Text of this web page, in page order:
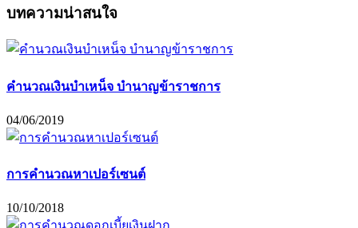
บทความน่าสนใจ
คำนวณเงินบำเหน็จ บำนาญข้าราชการ
04/06/2019
การคำนวณหาเปอร์เซนต์
10/10/2018